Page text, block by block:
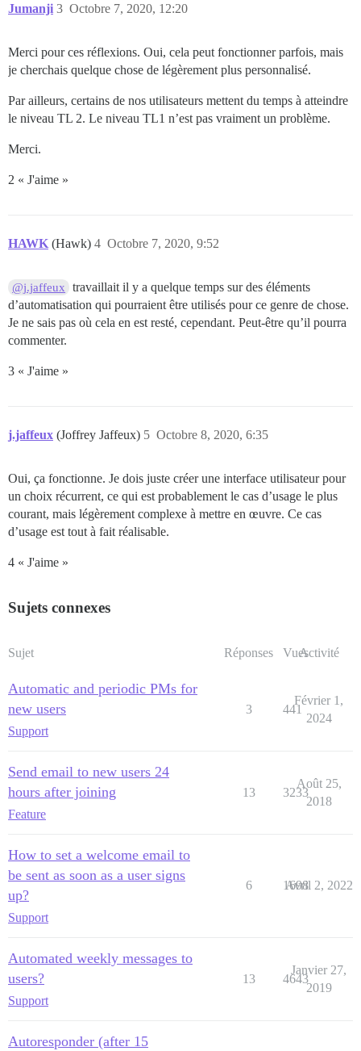
Jumanji Octobre 7, 2020, 12:20
3
Merci pour ces réflexions. Oui, cela peut fonctionner parfois, mais
je cherchais quelque chose de légèrement plus personnalisé.
Par ailleurs, certains de nos utilisateurs mettent du temps à atteindre
le niveau TL 2. Le niveau TL1 n’est pas vraiment un problème.
Merci.
2 « J'aime »
HAWK (Hawk) Octobre 7, 2020, 9:52
4
@j.jaffeux
travaillait il y a quelque temps sur des éléments
d’automatisation qui pourraient être utilisés pour ce genre de chose.
Je ne sais pas où cela en est resté, cependant. Peut-être qu’il pourra
commenter.
3 « J'aime »
j.jaffeux (Joffrey Jaffeux) Octobre 8, 2020, 6:35
5
Oui, ça fonctionne. Je dois juste créer une interface utilisateur pour
un choix récurrent, ce qui est probablement le cas d’usage le plus
courant, mais légèrement complexe à mettre en œuvre. Ce cas
d’usage est tout à fait réalisable.
4 « J'aime »
Sujets connexes
Sujet Réponses VuesActivité
Automatic and periodic PMs for
new users
Support
3 441
Février 1,
2024
Send email to new users 24
hours after joining
Feature
13 3233
Août 25,
2018
How to set a welcome email to
be sent as soon as a user signs
up?
Support
6 1698
Avril 2, 2022
Automated weekly messages to
users?
Support
13 4643
Janvier 27,
2019
Autoresponder (after 15